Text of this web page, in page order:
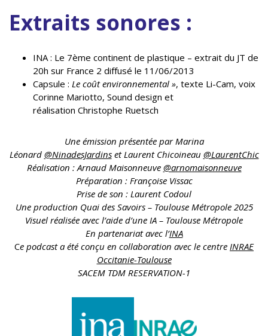
Extraits sonores :
INA : Le 7ème continent de plastique – extrait du JT de
20h sur France 2 diffusé le 11/06/2013
Capsule : Le coût environnemental », texte Li-Cam, voix
Corinne Mariotto, Sound design et
réalisation Christophe Ruetsch
Une émission présentée par Marina
Léonard @NinadesJardinset Laurent Chicoineau @LaurentChic
Réalisation : Arnaud Maisonneuve @arnomaisonneuve
Préparation : Françoise Vissac
Prise de son : Laurent Codoul
Une production Quai des Savoirs – Toulouse Métropole 2025
Visuel réalisée avec l’aide d’une IA – Toulouse Métropole
En partenariat avec l’INA
Ce podcast a été conçu en collaboration avec le centre INRAE
Occitanie-Toulouse
SACEM TDM RESERVATION-1